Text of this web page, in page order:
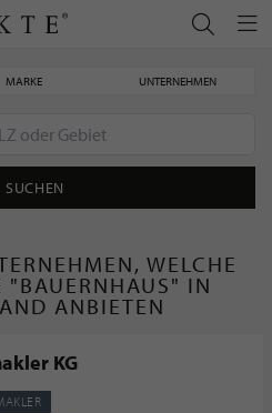
MARKE UNTERNEHMEN
SUCHEN
WELCHE
"BAUERNHAUS" IN
ANBIETEN
KG